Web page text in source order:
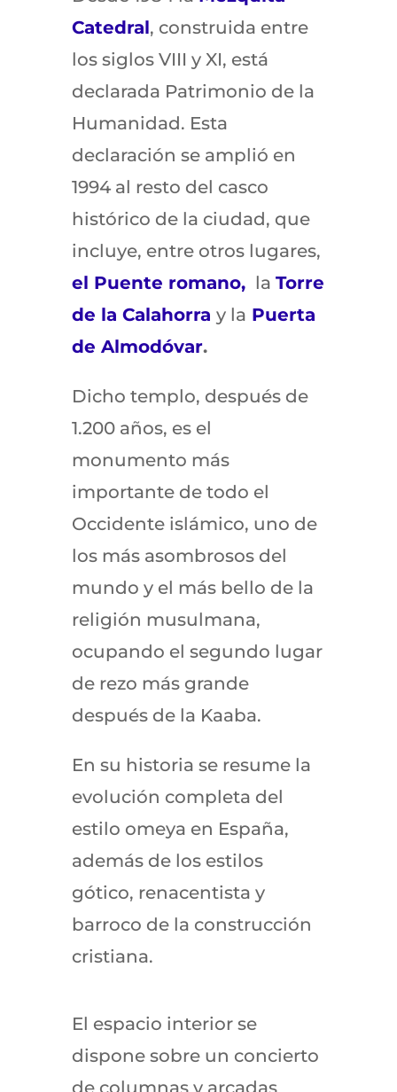
Catedral, construida entre
los siglos VIII y XI, está
declarada Patrimonio de la
Humanidad. Esta
declaración se amplió en
1994 al resto del casco
histórico de la ciudad, que
incluye, entre otros lugares,
el Puente romano, la Torre
de la Calahorra y la Puerta
de Almodóvar.
Dicho templo, después de
1.200 años, es el
monumento más
importante de todo el
Occidente islámico, uno de
los más asombrosos del
mundo y el más bello de la
religión musulmana,
ocupando el segundo lugar
de rezo más grande
después de la Kaaba.
En su historia se resume la
evolución completa del
estilo omeya en España,
además de los estilos
gótico, renacentista y
barroco de la construcción
cristiana.
El espacio interior se
dispone sobre un concierto